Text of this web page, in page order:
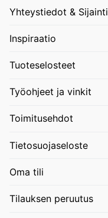
Yhteystiedot & Sijainti
Inspiraatio
Tuoteselosteet
Työohjeet ja vinkit
Toimitusehdot
Tietosuojaseloste
Oma tili
Tilauksen peruutus